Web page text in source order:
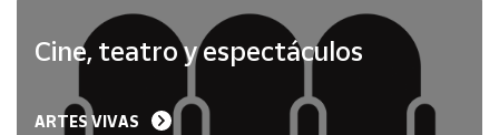
Cine, teatro y espectáculos
ARTES VIVAS